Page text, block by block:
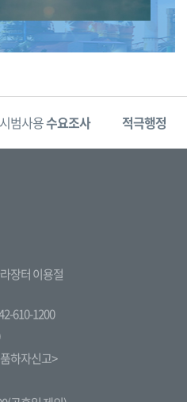
사용수요조사 적극행정
장터 이용절
610-1200
하자신고>